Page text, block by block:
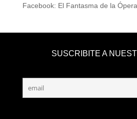
Facebook: El Fantasma de la
SUSCRIBITE A